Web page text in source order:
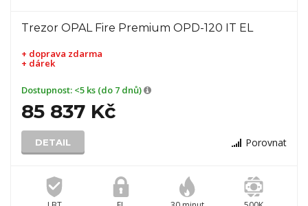
Trezor OPAL Fire Premium OPD-120 IT EL
+ doprava zdarma
+ dárek
Dostupnost: <5 ks (do 7 dnů)
85 837 Kč
DETAIL Porovnat